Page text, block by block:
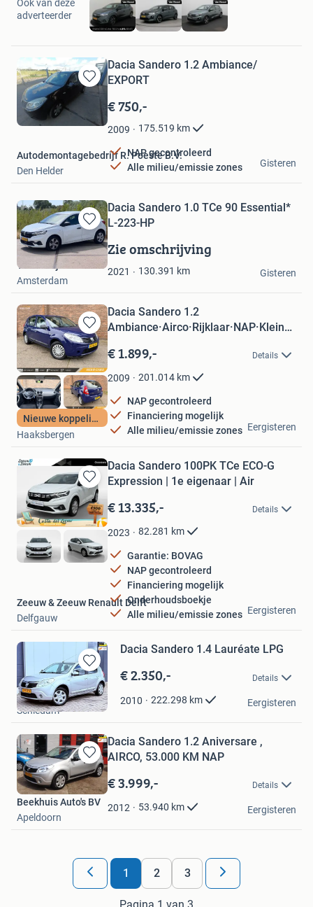
Ook van deze
adverteerder
Bewaren
in
Mijn
Favorieten
Dacia Sandero 1.2 Ambiance/
EXPORT
€ 750,-
2009 175.519 km
NAP gecontroleerd
Alle milieu/emissie zones
Autodemontagebedrijf R. Poeste B.V.
Den Helder
Gisteren
Bewaren
in
Mijn
Favorieten
Dacia Sandero 1.0 TCe 90 Essential*
L-223-HP
Zie omschrijving
2021 130.391 km
Troostwijk Auctions
Amsterdam
Gisteren
Bewaren
in
Mijn
Favorieten
Nieuwe koppeling
Dacia Sandero 1.2
Ambiance·Airco·Rijklaar·NAP·Kleine
€ 1.899,- Details
2009 201.014 km
NAP gecontroleerd
Financiering mogelijk
Alle milieu/emissie zones
HEKO Cars B.V.
Haaksbergen
Eergisteren
Bewaren
in
Mijn
Favorieten
Dacia Sandero 100PK TCe ECO-G
Expression | 1e eigenaar | Air
€ 13.335,- Details
2023 82.281 km
Garantie: BOVAG
NAP gecontroleerd
Financiering mogelijk
Onderhoudsboekje
Alle milieu/emissie zones
Zeeuw & Zeeuw Renault Delft
Delfgauw
Eergisteren
Bewaren
in
Mijn
Favorieten
Dacia Sandero 1.4 Lauréate LPG
€ 2.350,- Details
2010 222.298 km
Autobedrijf Nor
Schiedam
Eergisteren
Bewaren
in
Mijn
Favorieten
Dacia Sandero 1.2 Aniversare ,
AIRCO, 53.000 KM NAP
€ 3.999,- Details
2012 53.940 km
Beekhuis Auto's BV
Apeldoorn
Eergisteren
1 2 3